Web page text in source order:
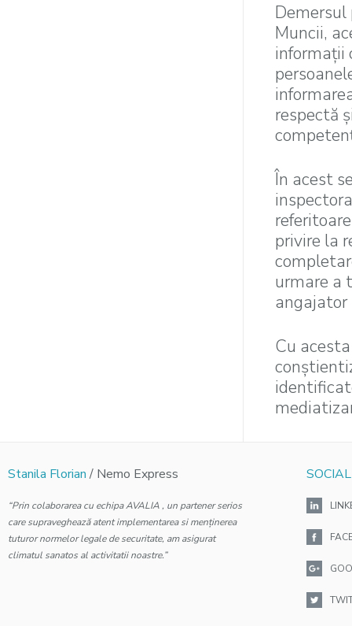
Muncii,
informaţii
respectă
În acest
privire la
urmare a
Cu
Stanila Florian/ Nemo Express
“Prin colaborarea cu echipa AVALIA , un partener serios
care supraveghează atent implementarea si menținerea
tuturor normelor legale de securitate, am asigurat
climatul sanatos al activitatii noastre.”